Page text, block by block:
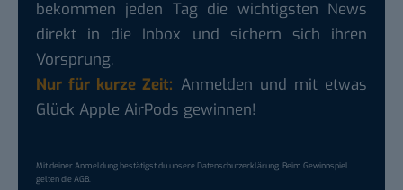
bekommen jeden Tag die wichtigsten News
direkt in die Inbox und sichern sich ihren
Vorsprung.
Nur für kurze Zeit: Anmelden und mit etwas
Glück Apple AirPods gewinnen!
Mit deiner Anmeldung bestätigst du unsereDatenschutzerklärung. Beim Gewinnspiel
gelten dieAGB.